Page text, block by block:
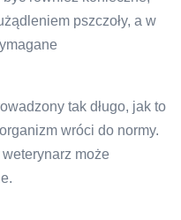
pszczoły, a w
tak długo, jak to
wróci do normy.
może